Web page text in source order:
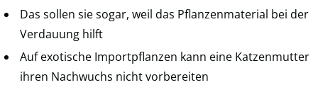
Das sollen sie sogar, weil das Pflanzenmaterial bei der
Verdauung hilft
Auf exotische Importpflanzen kann eine Katzenmutter
ihren Nachwuchs nicht vorbereiten